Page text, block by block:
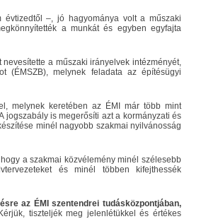
–, jó hagyománya volt a műszaki
a munkát és egyben egyfajta
a műszaki irányelvek intézményét,
(ÉMSZB), melynek feladata az építésügyi
melynek keretében az ÉMI már több mint
jogszabály is megerősíti azt a kormányzati és
minél nagyobb szakmai nyilvánosság
a szakmai közvélemény minél szélesebb
és minél többen kifejthessék
az ÉMI szentendrei tudásközpontjában,
Kérjük, tiszteljék meg jelenlétükkel és értékes